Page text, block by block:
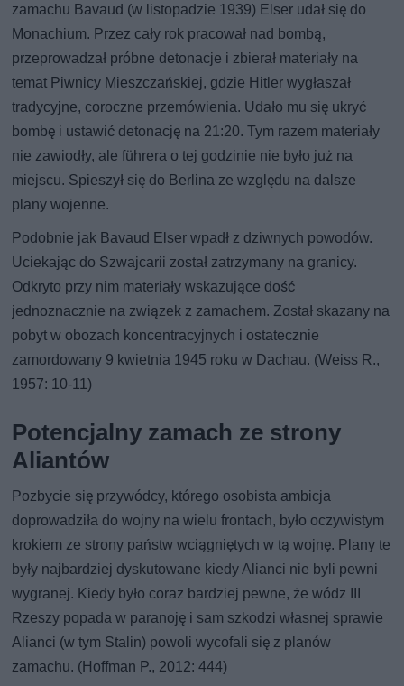
zamachu Bavaud (w listopadzie 1939) Elser udał się do
Monachium. Przez cały rok pracował nad bombą,
przeprowadzał próbne detonacje i zbierał materiały na
temat Piwnicy Mieszczańskiej, gdzie Hitler wygłaszał
tradycyjne, coroczne przemówienia. Udało mu się ukryć
bombę i ustawić detonację na 21:20. Tym razem materiały
nie zawiodły, ale führera o tej godzinie nie było już na
miejscu. Spieszył się do Berlina ze względu na dalsze
plany wojenne.
Podobnie jak Bavaud Elser wpadł z dziwnych powodów.
Uciekając do Szwajcarii został zatrzymany na granicy.
Odkryto przy nim materiały wskazujące dość
jednoznacznie na związek z zamachem. Został skazany na
pobyt w obozach koncentracyjnych i ostatecznie
zamordowany 9 kwietnia 1945 roku w Dachau. (Weiss R.,
1957: 10-11)
Potencjalny zamach ze strony
Aliantów
Pozbycie się przywódcy, którego osobista ambicja
doprowadziła do wojny na wielu frontach, było oczywistym
krokiem ze strony państw wciągniętych w tą wojnę. Plany te
były najbardziej dyskutowane kiedy Alianci nie byli pewni
wygranej. Kiedy było coraz bardziej pewne, że wódz III
Rzeszy popada w paranoję i sam szkodzi własnej sprawie
Alianci (w tym Stalin) powoli wycofali się z planów
zamachu. (Hoffman P., 2012: 444)